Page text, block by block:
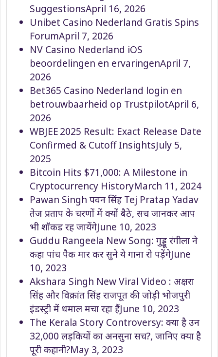
SuggestionsApril 16, 2026
Unibet Casino Nederland Gratis Spins
ForumApril 7, 2026
NV Casino Nederland iOS
beoordelingen en ervaringenApril 7,
2026
Bet365 Casino Nederland login en
betrouwbaarheid op TrustpilotApril 6,
2026
WBJEE 2025 Result: Exact Release Date
Confirmed & Cutoff InsightsJuly 5,
2025
Bitcoin Hits $71,000: A Milestone in
Cryptocurrency HistoryMarch 11, 2024
Pawan Singh पवन सिंह Tej Pratap Yadav
तेज प्रताप के चरणों में क्यों बैठे, सच जानकर आप
भी शॉकड रह जायेंगेJune 10, 2023
Guddu Rangeela New Song: गुड्डू रंगीला ने
कहा पांच पैक मार कर सुने ये गाना रो पड़ेंगेJune
10, 2023
Akshara Singh New Viral Video : अक्षरा
सिंह और विक्रांत सिंह राजपूत की जोड़ी भोजपुरी
इंडस्ट्री में धमाल मचा रहा हैंJune 10, 2023
The Kerala Story Controversy: क्या है उन
32,000 लड़कियों का अनसुना सच?, जानिए क्या है
पूरी कहानी?May 3, 2023